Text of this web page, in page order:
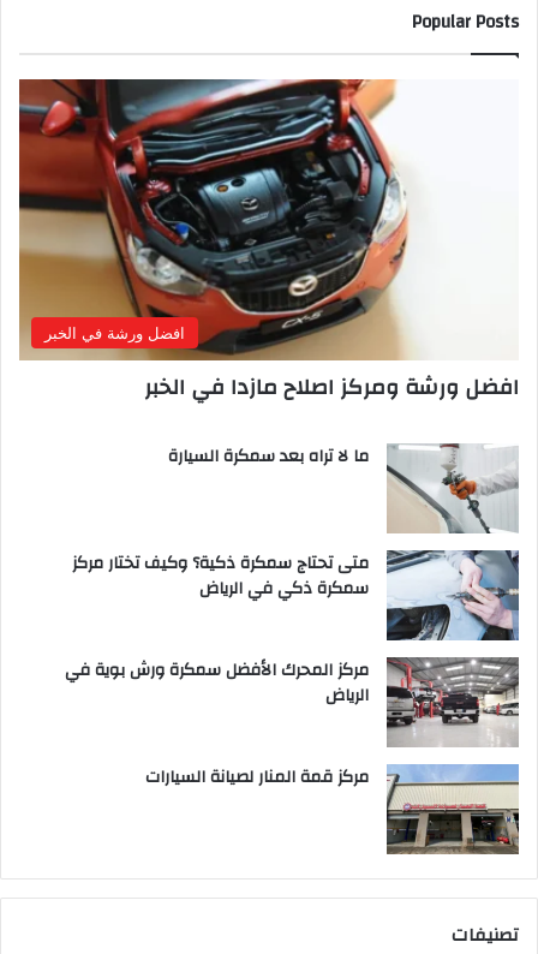
Popular Posts
افضل ورشة في الخبر
افضل ورشة ومركز اصلاح مازدا في الخبر
ما لا تراه بعد سمكرة السيارة
متى تحتاج سمكرة ذكية؟ وكيف تختار مركز
سمكرة ذكي في الرياض
مركز المحرك الأفضل سمكرة ورش بوية في
الرياض
مركز قمة المنار لصيانة السيارات
تصنيفات